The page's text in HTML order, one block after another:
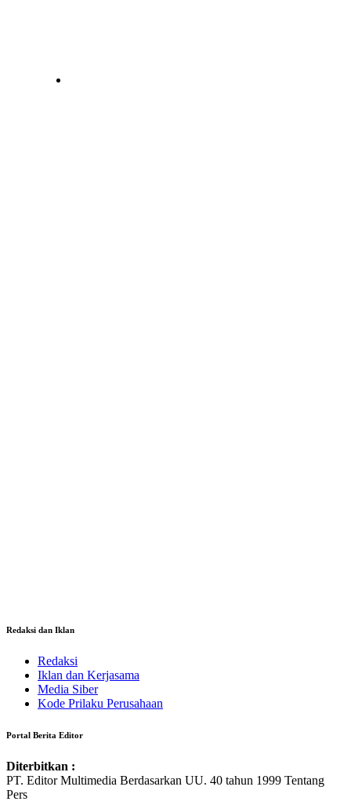
Redaksi dan Iklan
Redaksi
Iklan dan Kerjasama
Media Siber
Kode Prilaku Perusahaan
Portal Berita Editor
Diterbitkan :
PT. Editor Multimedia Berdasarkan UU. 40 tahun 1999 Tentang
Pers